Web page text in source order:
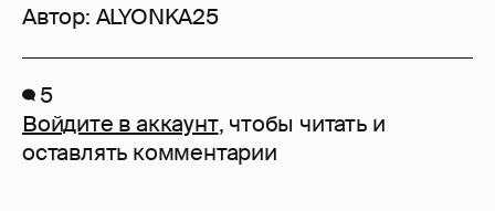
Автор: ALYONKA25
5
Войдите в аккаунт, чтобы читать и
оставлять комментарии